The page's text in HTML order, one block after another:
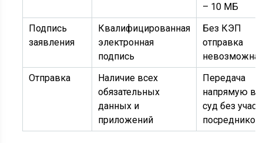
– 10 МБ
Подпись
заявления
Квалифицированная
электронная
подпись
Без КЭП
отправка
невозможна
Отправка
Наличие всех
обязательных
данных и
приложений
Передача
напрямую в
суд без
посредников